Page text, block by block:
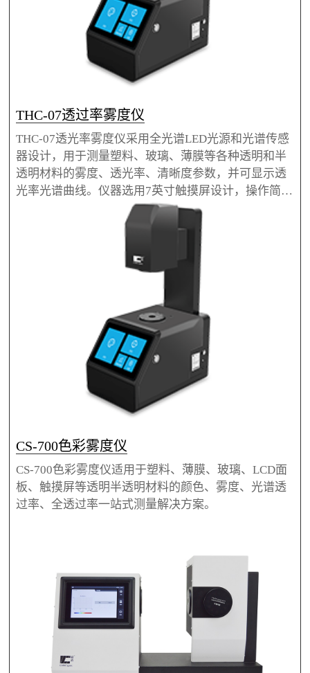
THC-07透过率雾度仪
THC-07透光率雾度仪采用全光谱LED光源和光谱传感
器设计，用于测量塑料、玻璃、薄膜等各种透明和半
透明材料的雾度、透光率、清晰度参数，并可显示透
光率光谱曲线。仪器选用7英寸触摸屏设计，操作简单
方便。THC-07透光率雾度仪采用开放式测量区域，具
有横放竖放两种测量状态，可以检测液体和大尺寸材
料。THC-07透光率雾度仪还采用21mm和7mm双口径
设计，小尺寸材料也能测，仪器更是配备PC软件，支
持数据的导出与报告打印。
CS-700色彩雾度仪
CS-700色彩雾度仪适用于塑料、薄膜、玻璃、LCD面
板、触摸屏等透明半透明材料的颜色、雾度、光谱透
过率、全透过率一站式测量解决方案。